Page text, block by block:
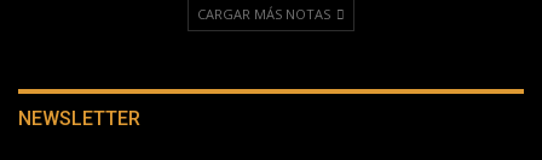
CARGAR MÁS NOTAS
NEWSLETTER